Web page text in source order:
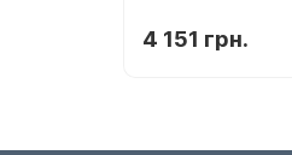
4 151 грн.